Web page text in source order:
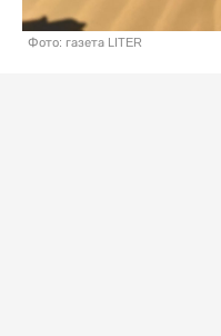
Фото: газета LITER